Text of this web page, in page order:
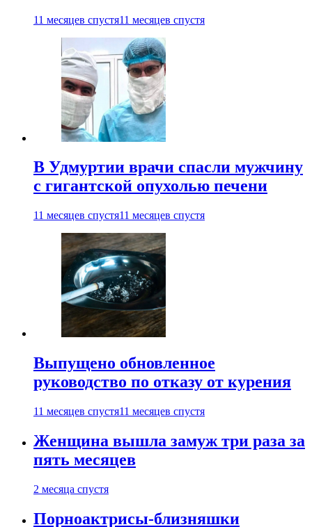
11 месяцев спустя11 месяцев спустя
В Удмуртии врачи спасли мужчину
с гигантской опухолью печени
11 месяцев спустя11 месяцев спустя
Выпущено обновленное
руководство по отказу от курения
11 месяцев спустя11 месяцев спустя
Женщина вышла замуж три раза за
пять месяцев
2 месяца спустя
Порноактрисы-близняшки